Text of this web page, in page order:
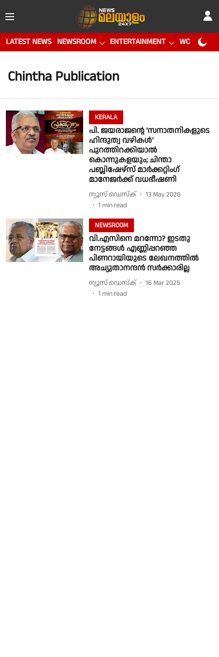
LATEST NEWS NEWSROOM ENTERTAINMENT WORLD CUP
Chintha Publication
KERALA
പി. ജയരാജൻ്റെ 'സനാതനികളുടെ
ഹിന്ദുത്വ വഴികൾ'
പുറത്തിറക്കിയാൽ
കൊന്നുകളയും; ചിന്താ
പബ്ലിഷേഴ്സ് മാർക്കറ്റിംഗ്
മാനേജർക്ക് വധഭീഷണി
ന്യൂസ് ഡെസ്ക്
13 May 2026
1 min read
NEWSROOM
വി.എസിനെ മറന്നോ? ഇടതു
നേട്ടങ്ങൾ എണ്ണിപ്പറഞ്ഞ
പിണറായിയുടെ ലേഖനത്തിൽ
അച്യുതാനന്ദൻ സർക്കാരില്ല
ന്യൂസ് ഡെസ്ക്
16 Mar 2025
1 min read